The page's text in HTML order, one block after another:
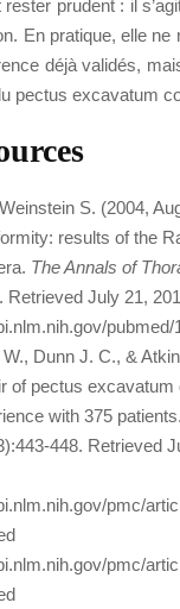
prudent : il
En pratique, elle
déjà validés,
pectus excavatum
S. (2004,
results of the
The Annals of
Retrieved July 21,
pubmed/
Dunn J. C., &
of pectus excavatum
with 375 patients.
448. Retrieved
pmc/
pmc/